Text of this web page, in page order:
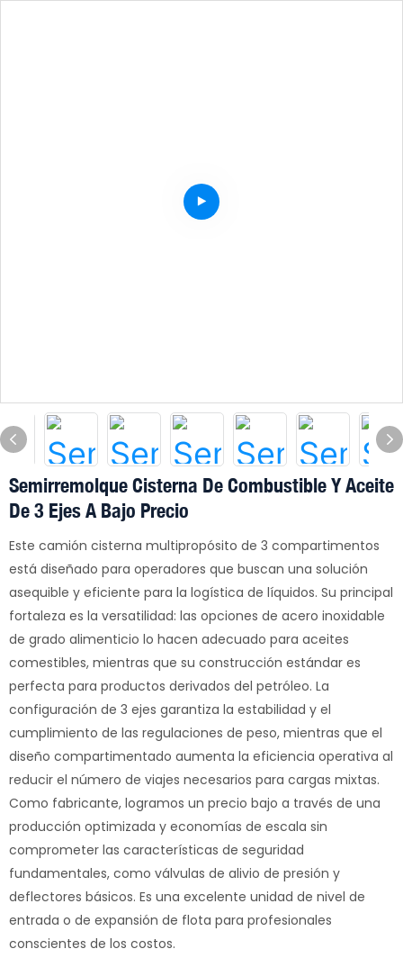
Semirremolque Cisterna De Combustible Y Aceite
De 3 Ejes A Bajo Precio
Este camión cisterna multipropósito de 3 compartimentos
está diseñado para operadores que buscan una solución
asequible y eficiente para la logística de líquidos. Su principal
fortaleza es la versatilidad: las opciones de acero inoxidable
de grado alimenticio lo hacen adecuado para aceites
comestibles, mientras que su construcción estándar es
perfecta para productos derivados del petróleo. La
configuración de 3 ejes garantiza la estabilidad y el
cumplimiento de las regulaciones de peso, mientras que el
diseño compartimentado aumenta la eficiencia operativa al
reducir el número de viajes necesarios para cargas mixtas.
Como fabricante, logramos un precio bajo a través de una
producción optimizada y economías de escala sin
comprometer las características de seguridad
fundamentales, como válvulas de alivio de presión y
deflectores básicos. Es una excelente unidad de nivel de
entrada o de expansión de flota para profesionales
conscientes de los costos.